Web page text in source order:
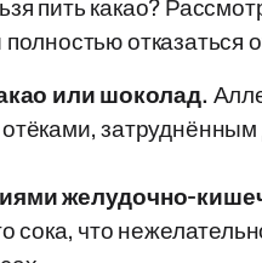
пить какао?
отказаться
или шоколад.
желудочно-
сока, что